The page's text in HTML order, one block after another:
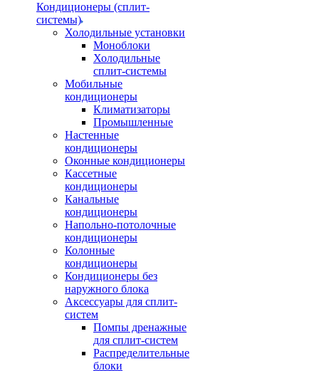
Кондиционеры (сплит-
системы)
Холодильные установки
Моноблоки
Холодильные
сплит-системы
Мобильные
кондиционеры
Климатизаторы
Промышленные
Настенные
кондиционеры
Оконные кондиционеры
Кассетные
кондиционеры
Канальные
кондиционеры
Напольно-потолочные
кондиционеры
Колонные
кондиционеры
Кондиционеры без
наружного блока
Аксессуары для сплит-
систем
Помпы дренажные
для сплит-систем
Распределительные
блоки